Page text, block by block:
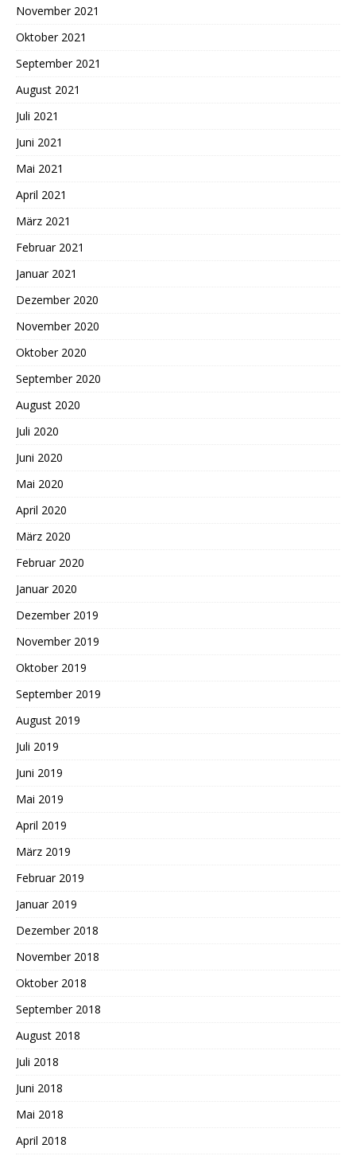
November 2021
Oktober 2021
September 2021
August 2021
Juli 2021
Juni 2021
Mai 2021
April 2021
März 2021
Februar 2021
Januar 2021
Dezember 2020
November 2020
Oktober 2020
September 2020
August 2020
Juli 2020
Juni 2020
Mai 2020
April 2020
März 2020
Februar 2020
Januar 2020
Dezember 2019
November 2019
Oktober 2019
September 2019
August 2019
Juli 2019
Juni 2019
Mai 2019
April 2019
März 2019
Februar 2019
Januar 2019
Dezember 2018
November 2018
Oktober 2018
September 2018
August 2018
Juli 2018
Juni 2018
Mai 2018
April 2018